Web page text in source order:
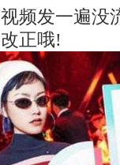
发一遍没
正哦!